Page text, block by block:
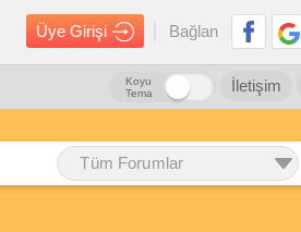
Üye Girişi Bağlan
İletişim
Koyu
Tema
Tüm Forumlar